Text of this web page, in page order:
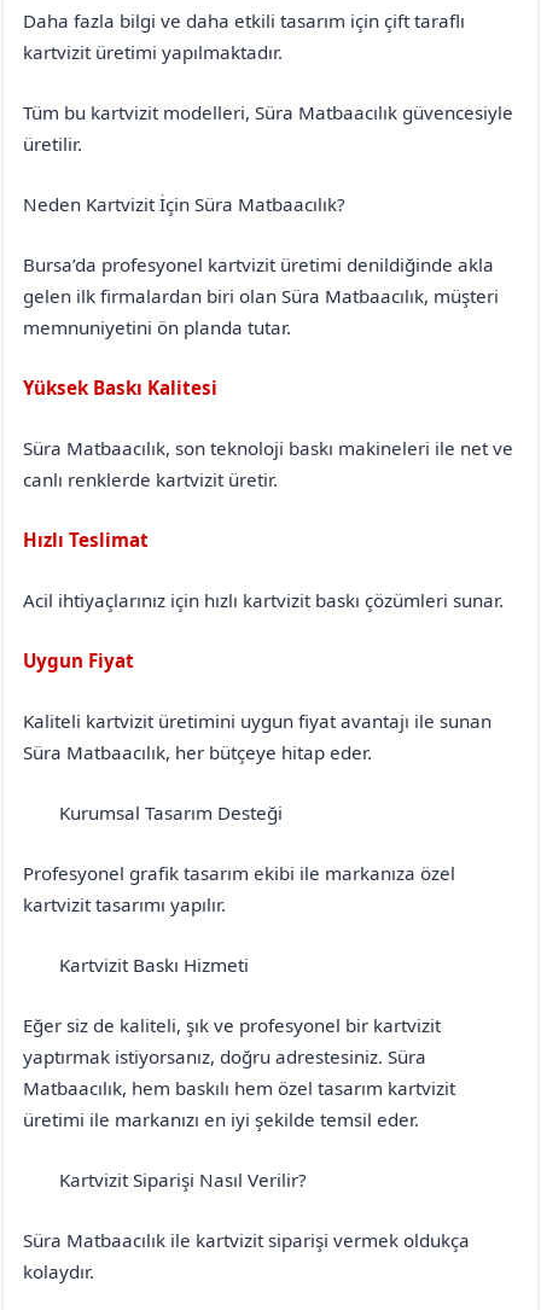
Daha fazla bilgi ve daha etkili tasarım için çift taraflı
kartvizit üretimi yapılmaktadır.
Tüm bu kartvizit modelleri, Süra Matbaacılık güvencesiyle
üretilir.
Neden Kartvizit İçin Süra Matbaacılık?
Bursa’da profesyonel kartvizit üretimi denildiğinde akla
gelen ilk firmalardan biri olan Süra Matbaacılık, müşteri
memnuniyetini ön planda tutar.
Yüksek Baskı Kalitesi
Süra Matbaacılık, son teknoloji baskı makineleri ile net ve
canlı renklerde kartvizit üretir.
Hızlı Teslimat
Acil ihtiyaçlarınız için hızlı kartvizit baskı çözümleri sunar.
Uygun Fiyat
Kaliteli kartvizit üretimini uygun fiyat avantajı ile sunan
Süra Matbaacılık, her bütçeye hitap eder.
Kurumsal Tasarım Desteği
Profesyonel grafik tasarım ekibi ile markanıza özel
kartvizit tasarımı yapılır.
Kartvizit Baskı Hizmeti
Eğer siz de kaliteli, şık ve profesyonel bir kartvizit
yaptırmak istiyorsanız, doğru adrestesiniz. Süra
Matbaacılık, hem baskılı hem özel tasarım kartvizit
üretimi ile markanızı en iyi şekilde temsil eder.
Kartvizit Siparişi Nasıl Verilir?
Süra Matbaacılık ile kartvizit siparişi vermek oldukça
kolaydır.